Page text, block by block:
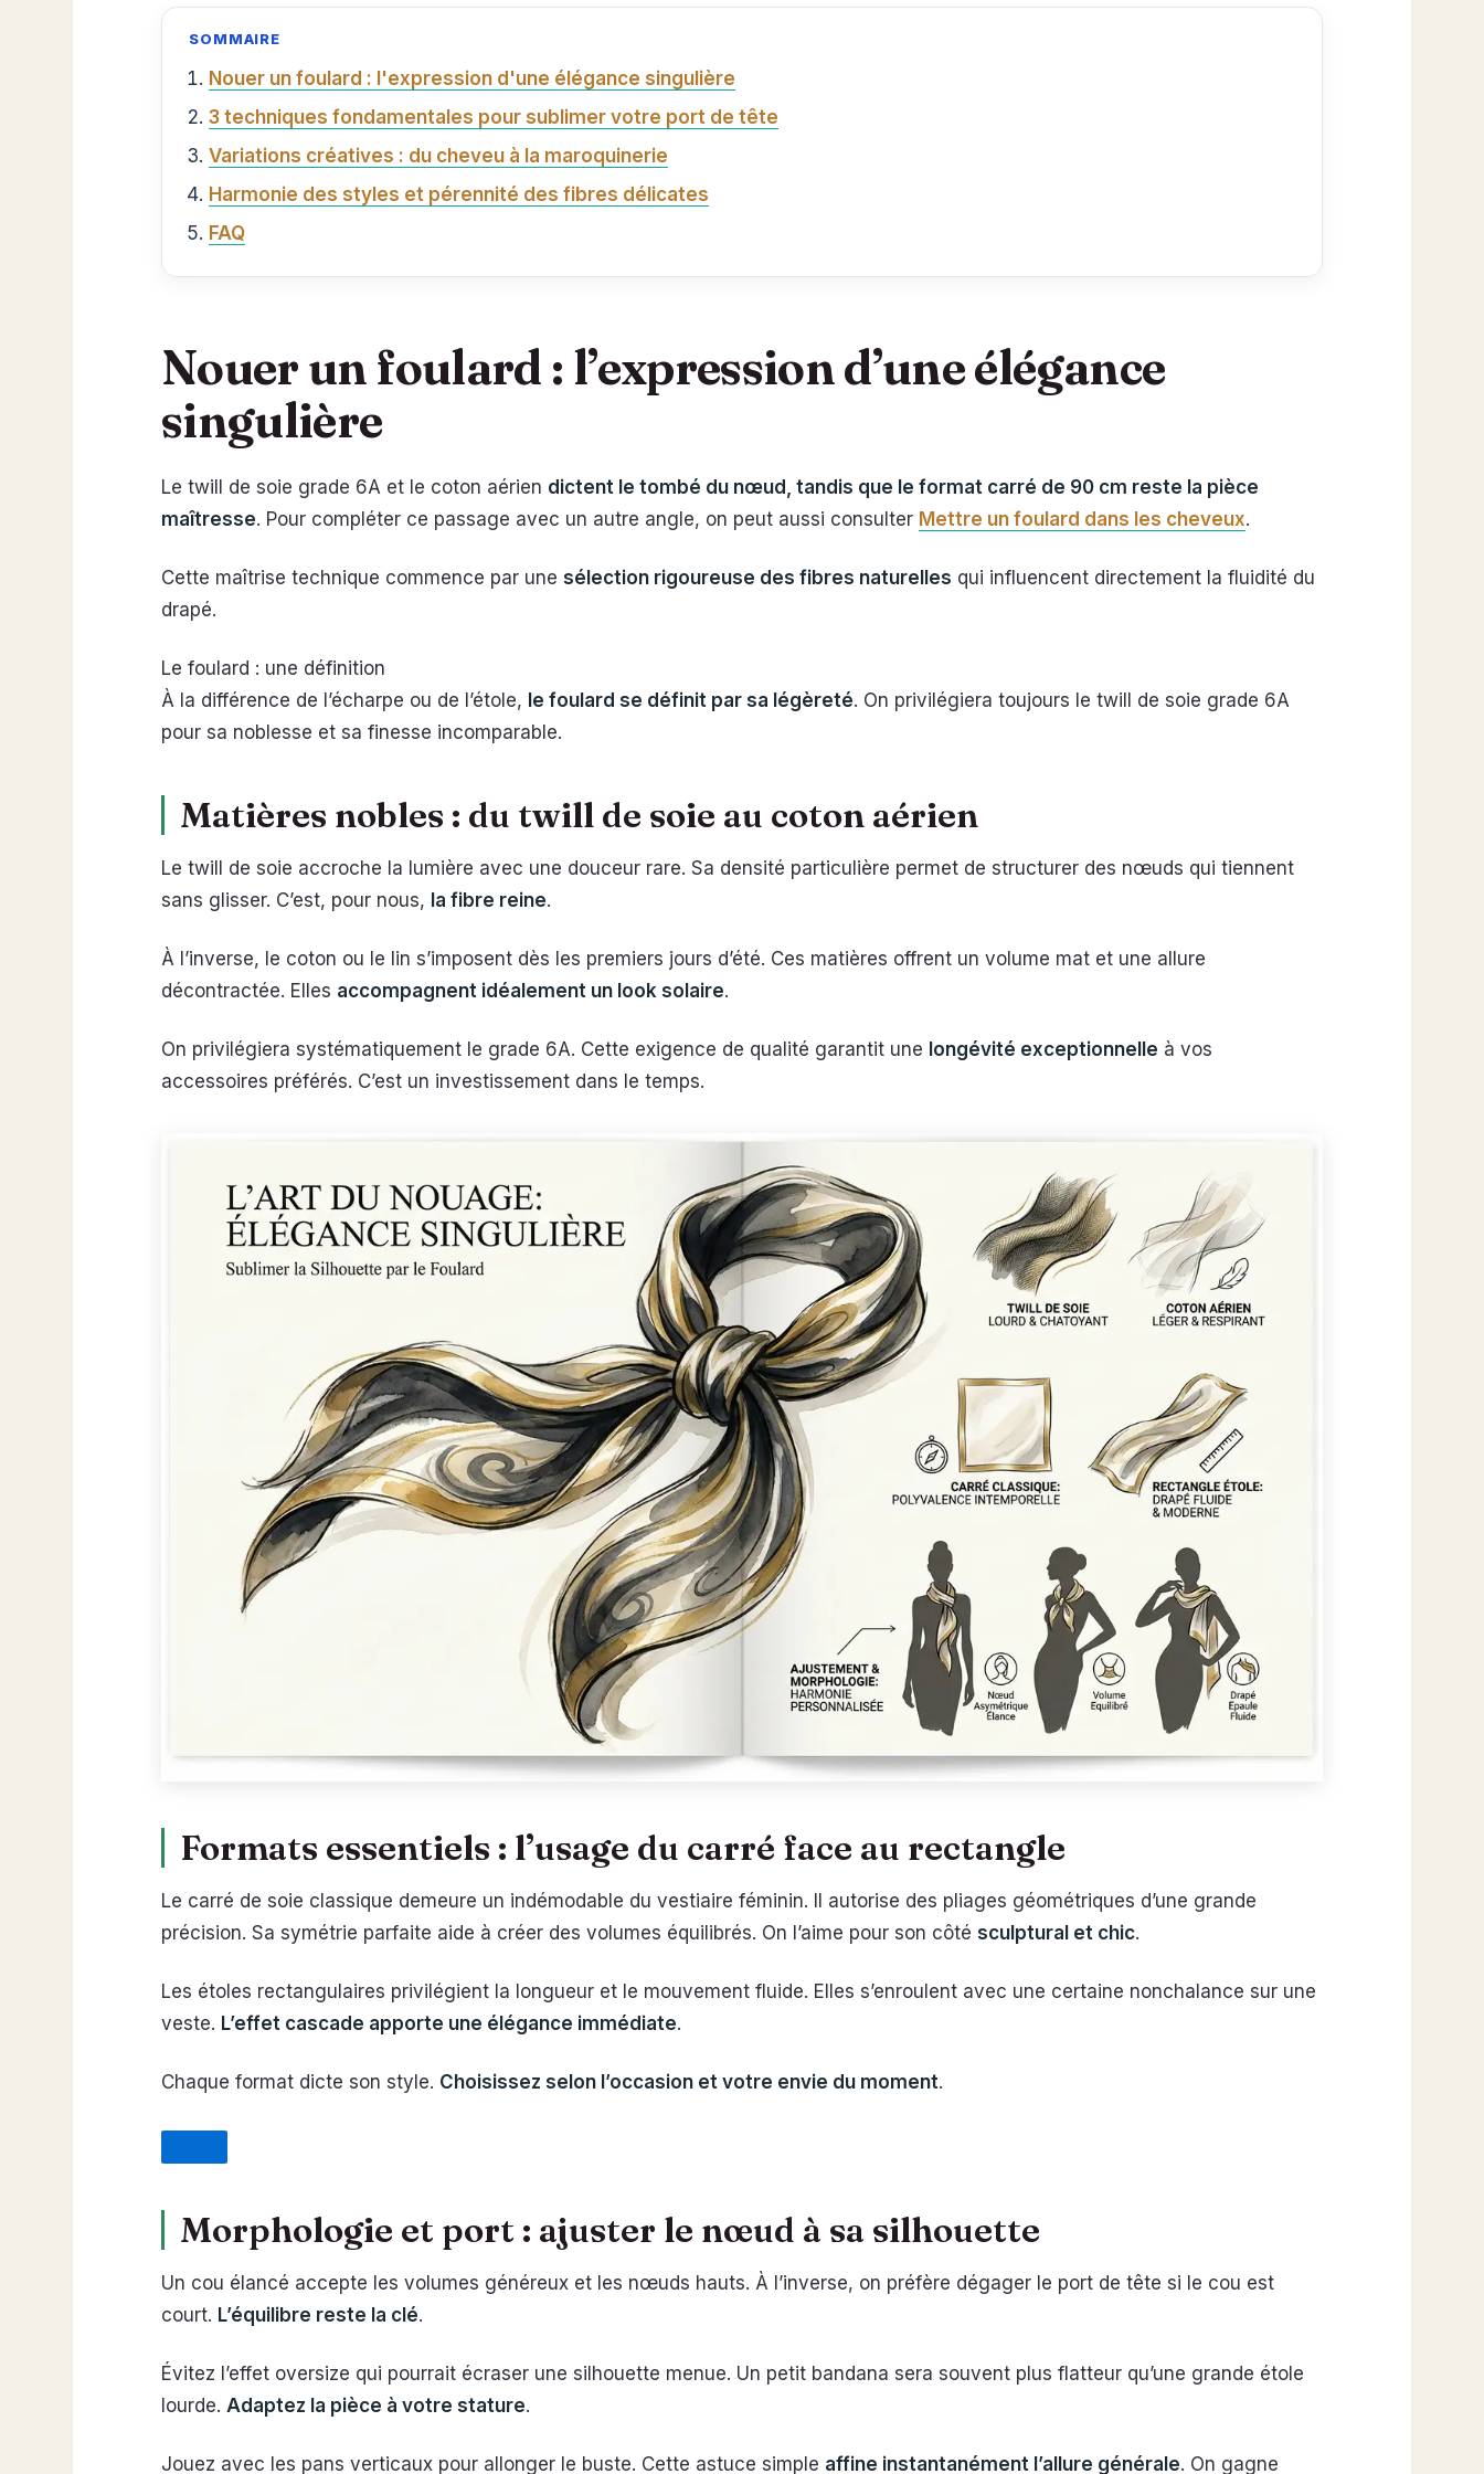
SOMMAIRE
Nouer un foulard : l'expression d'une élégance singulière
3 techniques fondamentales pour sublimer votre port de tête
Variations créatives : du cheveu à la maroquinerie
Harmonie des styles et pérennité des fibres délicates
FAQ
Nouer un foulard : l’expression d’une élégance
singulière
Le twill de soie grade 6A et le coton aérien dictent le tombé du nœud, tandis que le format carré de 90 cm reste la pièce
maîtresse. Pour compléter ce passage avec un autre angle, on peut aussi consulter Mettre un foulard dans les cheveux.
Cette maîtrise technique commence par une sélection rigoureuse des fibres naturelles qui influencent directement la fluidité du
drapé.
Le foulard : une définition
À la différence de l’écharpe ou de l’étole, le foulard se définit par sa légèreté. On privilégiera toujours le twill de soie grade 6A
pour sa noblesse et sa finesse incomparable.
Matières nobles : du twill de soie au coton aérien
Le twill de soie accroche la lumière avec une douceur rare. Sa densité particulière permet de structurer des nœuds qui tiennent
sans glisser. C’est, pour nous, la fibre reine.
À l’inverse, le coton ou le lin s’imposent dès les premiers jours d’été. Ces matières offrent un volume mat et une allure
décontractée. Elles accompagnent idéalement un look solaire.
On privilégiera systématiquement le grade 6A. Cette exigence de qualité garantit une longévité exceptionnelle à vos
accessoires préférés. C’est un investissement dans le temps.
Formats essentiels : l’usage du carré face au rectangle
Le carré de soie classique demeure un indémodable du vestiaire féminin. Il autorise des pliages géométriques d’une grande
précision. Sa symétrie parfaite aide à créer des volumes équilibrés. On l’aime pour son côté sculptural et chic.
Les étoles rectangulaires privilégient la longueur et le mouvement fluide. Elles s’enroulent avec une certaine nonchalance sur une
veste. L’effet cascade apporte une élégance immédiate.
Chaque format dicte son style. Choisissez selon l’occasion et votre envie du moment.
Morphologie et port : ajuster le nœud à sa silhouette
Un cou élancé accepte les volumes généreux et les nœuds hauts. À l’inverse, on préfère dégager le port de tête si le cou est
court. L’équilibre reste la clé.
Évitez l’effet oversize qui pourrait écraser une silhouette menue. Un petit bandana sera souvent plus flatteur qu’une grande étole
lourde. Adaptez la pièce à votre stature.
Jouez avec les pans verticaux pour allonger le buste. Cette astuce simple affine instantanément l’allure générale. On gagne